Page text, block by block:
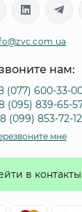
можно,
или
дают
при
– содержат
нам:
(077) 600-33-
(095) 839-65-
(099) 853-72-12
мне
в контакты